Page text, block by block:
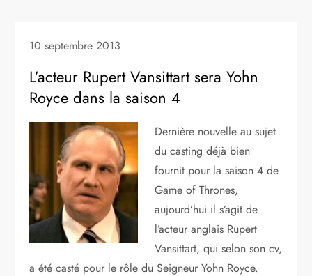
10 septembre 2013
L’acteur Rupert Vansittart sera Yohn
Royce dans la saison 4
Dernière nouvelle au sujet
du casting déjà bien
fournit pour la saison 4 de
Game of Thrones,
aujourd’hui il s’agit de
l’acteur anglais Rupert
Vansittart, qui selon son cv,
a été casté pour le rôle du Seigneur Yohn Royce.